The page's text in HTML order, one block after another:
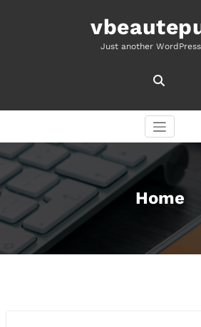
Just another
Home